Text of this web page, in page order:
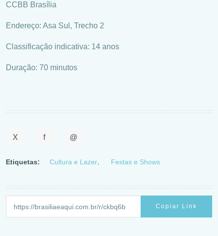
CCBB Brasília
Endereço: Asa Sul, Trecho 2
Classificação indicativa: 14 anos
Duração: 70 minutos
X f @
Etiquetas: Cultura e Lazer Festas e Shows
Copiar Link